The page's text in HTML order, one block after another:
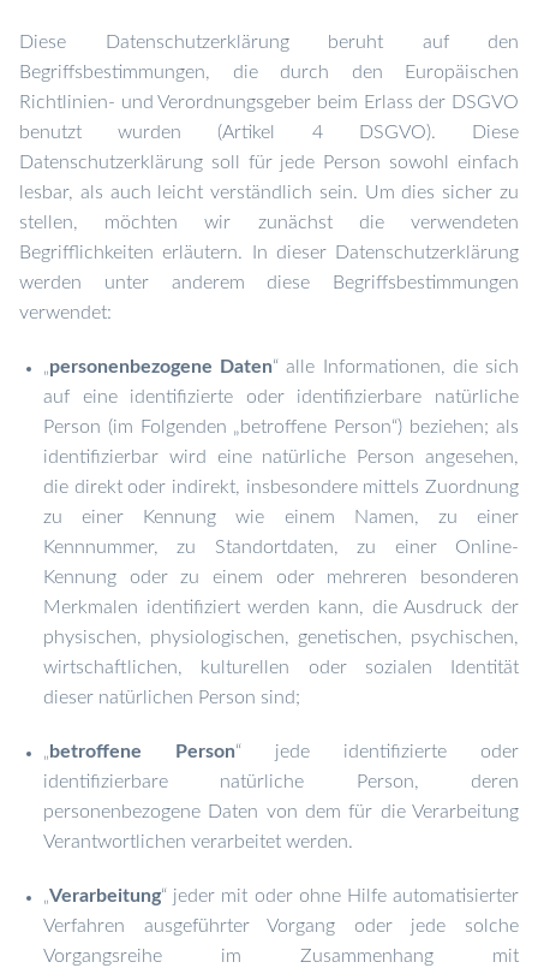
Diese Datenschutzerklärung beruht auf den
Begriffsbestimmungen, die durch den Europäischen
Richtlinien- und Verordnungsgeber beim Erlass der DSGVO
benutzt wurden (Artikel 4 DSGVO). Diese
Datenschutzerklärung soll für jede Person sowohl einfach
lesbar, als auch leicht verständlich sein. Um dies sicher zu
stellen, möchten wir zunächst die verwendeten
Begrifflichkeiten erläutern. In dieser Datenschutzerklärung
werden unter anderem diese Begriffsbestimmungen
verwendet:
„personenbezogene Daten“ alle Informationen, die sich
auf eine identifizierte oder identifizierbare natürliche
Person (im Folgenden „betroffene Person“) beziehen; als
identifizierbar wird eine natürliche Person angesehen,
die direkt oder indirekt, insbesondere mittels Zuordnung
zu einer Kennung wie einem Namen, zu einer
Kennnummer, zu Standortdaten, zu einer Online-
Kennung oder zu einem oder mehreren besonderen
Merkmalen identifiziert werden kann, die Ausdruck der
physischen, physiologischen, genetischen, psychischen,
wirtschaftlichen, kulturellen oder sozialen Identität
dieser natürlichen Person sind;
„ betroffene Person“ jede identifizierte oder
identifizierbare natürliche Person, deren
personenbezogene Daten von dem für die Verarbeitung
Verantwortlichen verarbeitet werden.
„Verarbeitung“ jeder mit oder ohne Hilfe automatisierter
Verfahren ausgeführter Vorgang oder jede solche
Vorgangsreihe im Zusammenhang mit